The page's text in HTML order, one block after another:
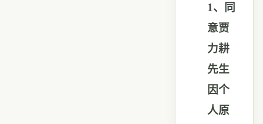
1、同
意贾
力耕
先生
因个
人原